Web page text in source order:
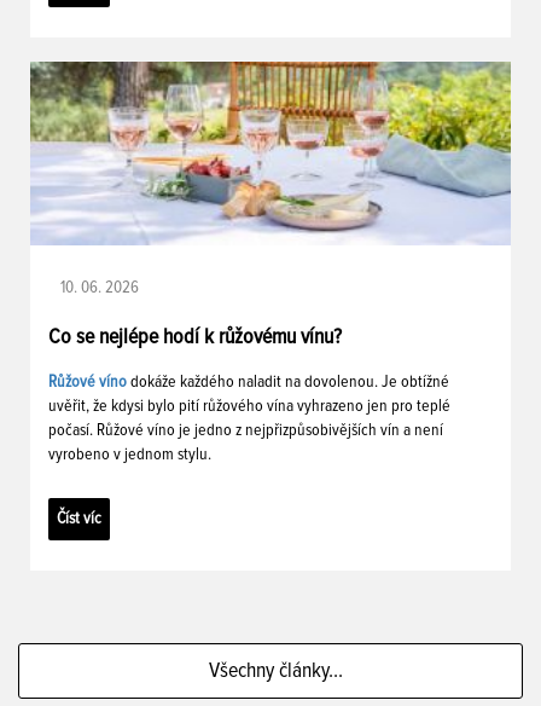
10. 06. 2026
Co se nejlépe hodí k růžovému vínu?
Růžové víno dokáže každého naladit na dovolenou. Je obtížné
uvěřit, že kdysi bylo pití růžového vína vyhrazeno jen pro teplé
počasí. Růžové víno je jedno z nejpřizpůsobivějších vín a není
vyrobeno v jednom stylu.
Číst víc
Všechny články...